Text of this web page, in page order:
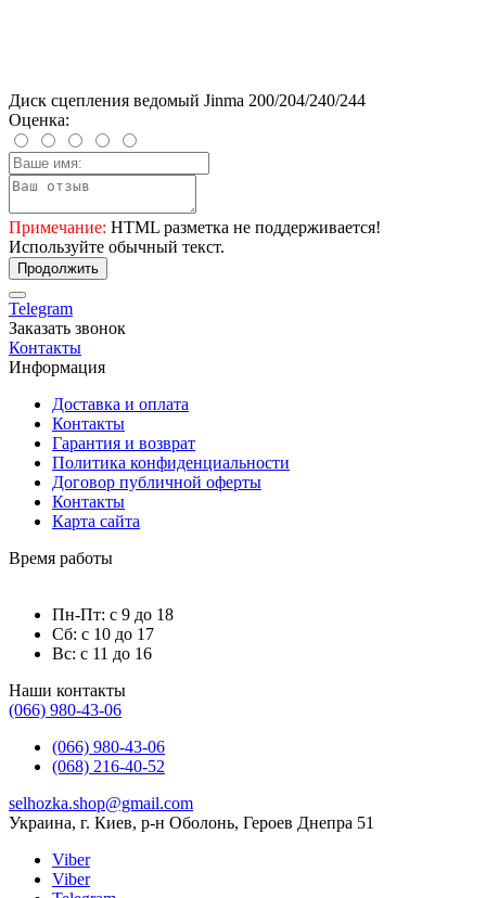
Диск сцепления ведомый Jinma 200/204/240/244
Оценка:
Примечание: HTML разметка не поддерживается!
Используйте обычный текст.
Продолжить
Telegram
Заказать звонок
Контакты
Информация
Доставка и оплата
Контакты
Гарантия и возврат
Политика конфиденциальности
Договор публичной оферты
Контакты
Карта сайта
Время работы
Пн-Пт: с 9 до 18
Сб: с 10 до 17
Вс: с 11 до 16
Наши контакты
(066) 980-43-06
(066) 980-43-06
(068) 216-40-52
selhozka.shop@gmail.com
Украина, г. Киев, р-н Оболонь, Героев Днепра 51
Viber
Viber